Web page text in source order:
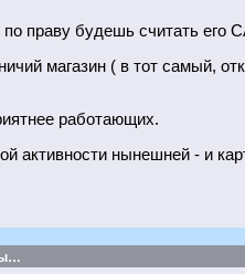
по праву будешь
магазин ( в тот самый,
работающих.
активности нынешней - и